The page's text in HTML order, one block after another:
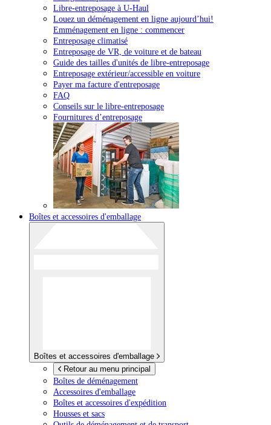
Libre-entreposage à U-Haul
Louez un déménagement en ligne aujourd’hui!
Emménagement en ligne : commencer
Entreposage climatisé
Entreposage de VR, de voiture et de bateau
Guide des tailles d'unités de libre-entreposage
Entreposage extérieur/accessible en voiture
Payer ma facture d'entreposage
FAQ
Conseils sur le libre-entreposage
Fournitures d’entreposage
Boîtes et accessoires d'emballage
Boîtes et accessoires d'emballage
Retour au menu principal
Boîtes de déménagement
Accessoires d'emballage
Boîtes et accessoires d'expédition
Housses et sacs